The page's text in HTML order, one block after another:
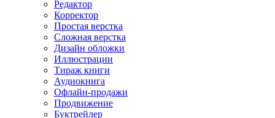
Редактор
Корректор
Простая верстка
Сложная верстка
Дизайн обложки
Иллюстрации
Тираж книги
Аудиокнига
Офлайн-продажи
Продвижение
Буктрейлер